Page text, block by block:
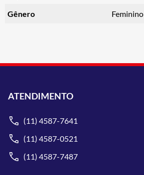
Gênero Feminino
ATENDIMENTO
(11) 4587-7641
(11) 4587-0521
(11) 4587-7487